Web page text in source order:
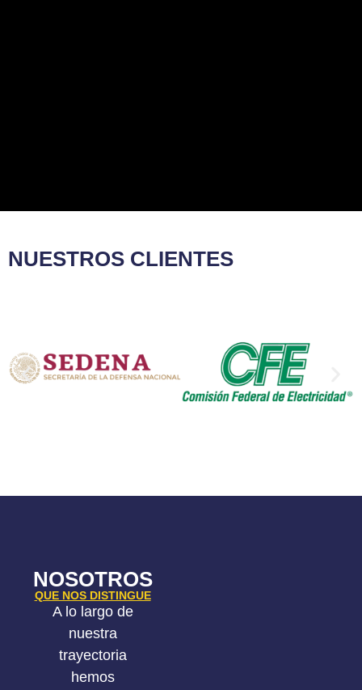
NUESTROS CLIENTES​
NOSOTROS
QUE NOS DISTINGUE
A lo largo de
nuestra
trayectoria
hemos